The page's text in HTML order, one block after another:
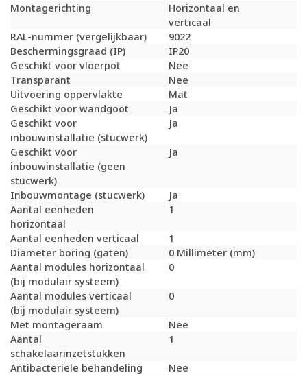
Montagerichting
Horizontaal en
verticaal
RAL-nummer (vergelijkbaar)
9022
Beschermingsgraad (IP)
IP20
Geschikt voor vloerpot
Nee
Transparant
Nee
Uitvoering oppervlakte
Mat
Geschikt voor wandgoot
Ja
Geschikt voor
inbouwinstallatie (stucwerk)
Ja
Geschikt voor
inbouwinstallatie (geen
stucwerk)
Ja
Inbouwmontage (stucwerk)
Ja
Aantal eenheden
horizontaal
1
Aantal eenheden verticaal
1
Diameter boring (gaten)
0 Millimeter (mm)
Aantal modules horizontaal
(bij modulair systeem)
0
Aantal modules verticaal
(bij modulair systeem)
0
Met montageraam
Nee
Aantal
schakelaarinzetstukken
1
Antibacteriële behandeling Nee